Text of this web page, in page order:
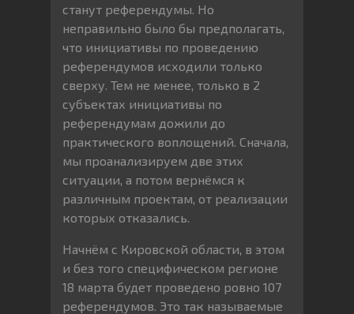
станут референдумы. Но
неправильно было бы предполагать,
что инициативы по проведению
референдумов исходили только
сверху. Тем не менее, только в 2
субъектах инициативы по
референдумам дожили до
практического воплощений. Сначала,
мы проанализируем две этих
ситуации, а потом вернёмся к
различным проектам, от реализации
которых отказались.
Начнём с Кировской области, в этом
и без того специфическом регионе
18 марта будет проведено ровно 107
референдумов. Это так называемые